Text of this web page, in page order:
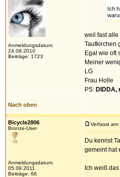
Anmeldungsdatum:
24.09.2010
Beiträge: 1723
Ich
weil fast alle
Taufkirchen
Egal wie oft
Meiner
LG
Frau Holle
PS: DIDDA,
Nach oben
Bicycle2806
Bronze-User
Anmeldungsdatum:
05.09.2011
Beiträge: 66
Verfasst
Du kennst
gemeint hat
Ich weiß